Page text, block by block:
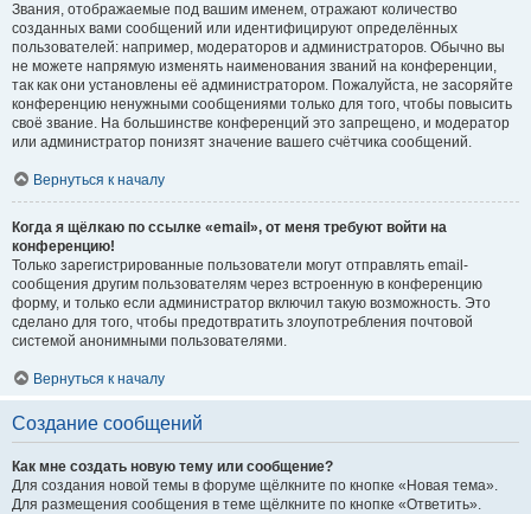
Звания, отображаемые под вашим именем, отражают количество
созданных вами сообщений или идентифицируют определённых
пользователей: например, модераторов и администраторов. Обычно вы
не можете напрямую изменять наименования званий на конференции,
так как они установлены её администратором. Пожалуйста, не засоряйте
конференцию ненужными сообщениями только для того, чтобы повысить
своё звание. На большинстве конференций это запрещено, и модератор
или администратор понизят значение вашего счётчика сообщений.
Вернуться к началу
Когда я щёлкаю по ссылке «email», от меня требуют войти на
конференцию!
Только зарегистрированные пользователи могут отправлять email-
сообщения другим пользователям через встроенную в конференцию
форму, и только если администратор включил такую возможность. Это
сделано для того, чтобы предотвратить злоупотребления почтовой
системой анонимными пользователями.
Вернуться к началу
Создание сообщений
Как мне создать новую тему или сообщение?
Для создания новой темы в форуме щёлкните по кнопке «Новая тема».
Для размещения сообщения в теме щёлкните по кнопке «Ответить».